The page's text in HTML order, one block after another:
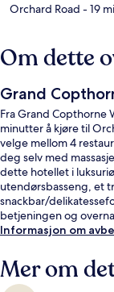
Orchard Road - 19
Om dette
Grand
Fra Grand Copthorne
minutter å kjøre til
velge mellom 4
deg selv med
dette hotellet i
utendørsbasseng, et
snackbar/
betjeningen og
kollektivtransport fra
Informasjon om
Mer om